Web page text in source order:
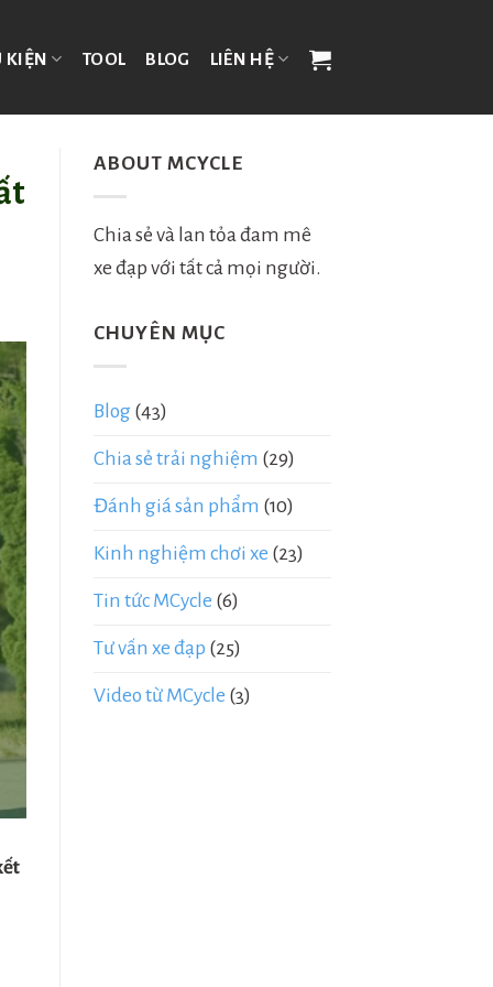
KIỆN TOOL BLOG LIÊN HỆ
ABOUT MCYCLE
Chia sẻ và lan tỏa đam mê
xe đạp với tất cả mọi người.
CHUYÊN MỤC
Blog(43)
Chia sẻ trải nghiệm (29)
Đánh giá sản phẩm (10)
Kinh nghiệm chơi xe (23)
Tin tức MCycle (6)
Tư vấn xe đạp (25)
Video từ MCycle (3)